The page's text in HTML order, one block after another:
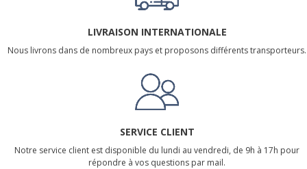
LIVRAISON INTERNATIONALE
Nous livrons dans de nombreux pays et proposons différents transporteurs.
SERVICE CLIENT
Notre service client est disponible du lundi au vendredi, de 9h à 17h pour
répondre à vos questions par mail.